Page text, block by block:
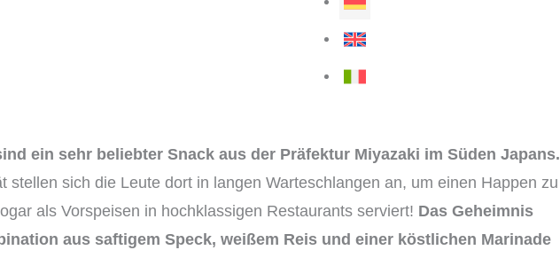
ein sehr beliebter Snack aus der Präfektur Miyazaki im Süden Japans.
stellen sich die Leute dort in langen Warteschlangen an, um einen Happen zu
als Vorspeisen in hochklassigen Restaurants serviert! Das Geheimnis
aus saftigem Speck, weißem Reis und einer köstlichen Marinade